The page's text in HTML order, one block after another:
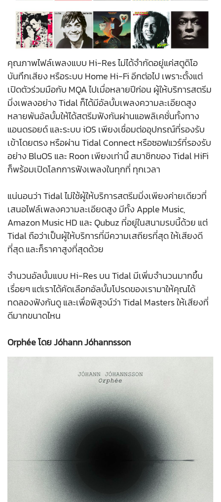
คุณภาพไฟล์เพลงแบบ Hi-Res ไม่ได้จำกัดอยู่แค่สตูดิโอ
บันทึกเสียง หรือระบบ Home Hi-Fi อีกต่อไป เพราะตั้งแต่
เปิดตัวร่วมมือกับ MQA ไปเมื่อหลายปีก่อน ผู้ให้บริการสตรีม
มิ่งเพลงอย่าง Tidal ก็ได้มีอัลบั้มเพลงความละเอียดสูง
หลายพันอัลบั้มให้ได้สตรีมฟังกันผ่านแอพลิเคชั่นทั้งทาง
แอนดรอยด์ และระบบ iOS เพียงเชื่อมต่ออุปกรณ์ที่รองรับ
เข้าโดยตรง หรือผ่าน Tidal Connect หรือซอฟแวร์ที่รองรับ
อย่าง BluOS และ Roon เพียงเท่านี้ สมาชิกของ Tidal HiFi
ก็พร้อมเปิดโลกการฟังเพลงในทุกที่ ทุกเวลา
แน่นอนว่า Tidal ไม่ใช้ผู้ให้บริการสตรีมมิ่งเพียงค่ายเดียวที่
เสนอไฟล์เพลงความละเอียดสูง มีทั้ง Apple Music,
Amazon Music HD และ Qubuz ที่อยู่ในสนามรบนี้ด้วย แต่
Tidal ถือว่าเป็นผู้ให้บริการที่มีความเสถียรที่สุด ให้เสียงดี
ที่สุด และก็ราคาสูงที่สุดด้วย
จำนวนอัลบั้มแบบ Hi-Res บน Tidal มีเพิ่มจำนวนมากขึ้น
เรื่อยๆ แต่เราได้คัดเลือกอัลบั้มโปรดของเรามาให้คุณได้
ทดลองฟังกันดู และเพื่อพิสูจน์ว่า Tidal Masters ให้เสียงที่
ดีมากขนาดไหน
Orphée โดย Jóhann Jóhannsson